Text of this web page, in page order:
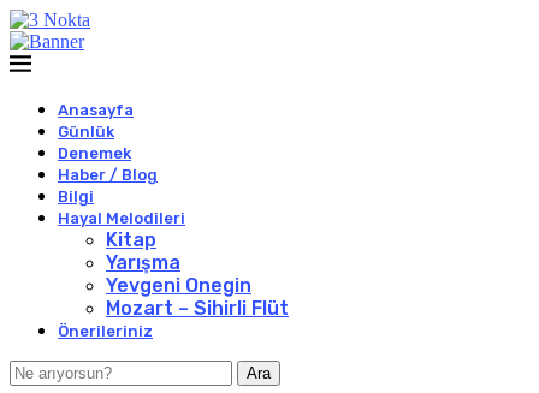
Anasayfa
Günlük
Denemek
Haber / Blog
Bilgi
Hayal Melodileri
Kitap
Yarışma
Yevgeni Onegin
Mozart – Sihirli Flüt
Önerileriniz
Ara